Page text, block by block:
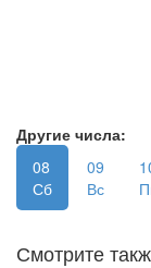
Другие числа:
08
Сб
09
Вс
Смотрите